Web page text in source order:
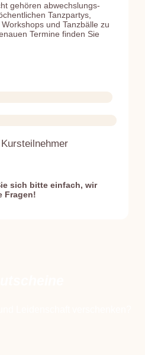
gehören abwechs­lungs­
Tanzpartys,
und Tanzbälle zu
Termine finden Sie
sich bitte einfach, wir
Fragen!